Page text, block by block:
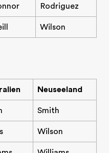
Rodriguez
Wilson
Neuseeland
Smith
Wilson